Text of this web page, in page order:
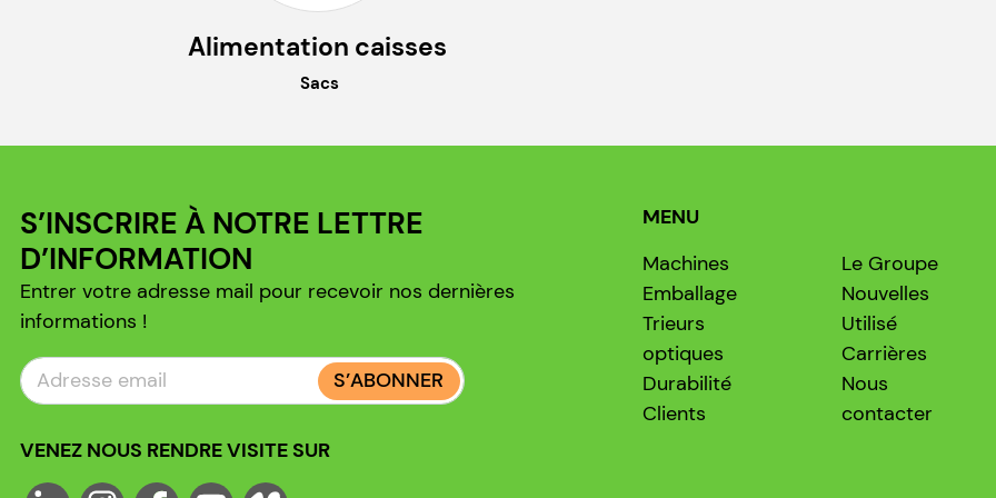
Alimentation caisses
Sacs
S’INSCRIRE À NOTRE LETTRE
D’INFORMATION
Entrer votre adresse mail pour recevoir nos dernières
informations !
S’ABONNER
VENEZ NOUS RENDRE VISITE SUR
MENU
Machines
Emballage
Trieurs
optiques
Durabilité
Clients
Le Groupe
Nouvelles
Utilisé
Carrières
Nous
contacter